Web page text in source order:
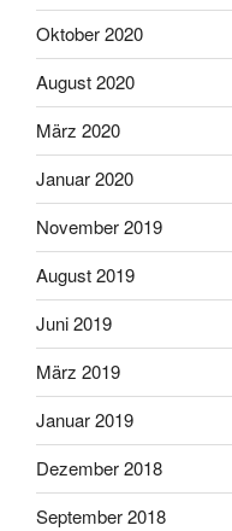
Oktober 2020
August 2020
März 2020
Januar 2020
November 2019
August 2019
Juni 2019
März 2019
Januar 2019
Dezember 2018
September 2018